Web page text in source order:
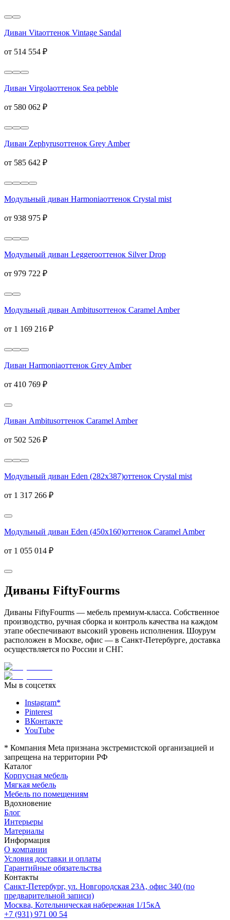
Диван Vitaоттенок Vintage Sandal
от 514 554 ₽
Диван Virgolaоттенок Sea pebble
от 580 062 ₽
Диван Zephyrusоттенок Grey Amber
от 585 642 ₽
Модульный диван Harmoniaоттенок Crystal mist
от 938 975 ₽
Модульный диван Leggeroоттенок Silver Drop
от 979 722 ₽
Модульный диван Ambitusоттенок Caramel Amber
от 1 169 216 ₽
Диван Harmoniaоттенок Grey Amber
от 410 769 ₽
Диван Ambitusоттенок Caramel Amber
от 502 526 ₽
Модульный диван Eden (282х387)оттенок Crystal mist
от 1 317 266 ₽
Модульный диван Eden (450х160)оттенок Caramel Amber
от 1 055 014 ₽
Диваны FiftyFourms
Диваны FiftyFourms — мебель премиум-класса. Собственное
производство, ручная сборка и контроль качества на каждом
этапе обеспечивают высокий уровень исполнения. Шоурум
расположен в Москве, офис — в Санкт-Петербурге, доставка
осуществляется по России и СНГ.
Мы в соцсетях
Instagram*
Pinterest
ВКонтакте
YouTube
* Компания Meta признана экстремистской организацией и
запрещена на территории РФ
Каталог
Корпусная мебель
Мягкая мебель
Мебель по помещениям
Вдохновение
Блог
Интерьеры
Материалы
Информация
О компании
Условия доставки и оплаты
Гарантийные обязательства
Контакты
Санкт-Петербург, ул. Новгородская 23А, офис 340 (по
предварительной записи)
Москва, Котельническая набережная 1/15кА
+7 (931) 971 00 54